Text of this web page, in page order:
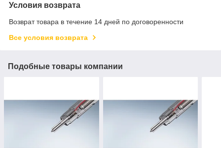
Условия возврата
Возврат товара в течение 14 дней по договоренности
Все условия возврата
Подобные товары компании